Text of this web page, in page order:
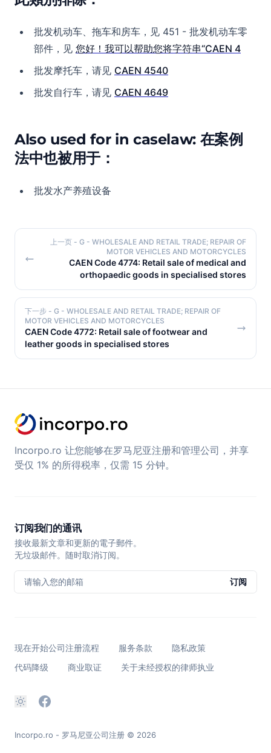
批发机动车、拖车和房车，见 451 - 批发机动车零
部件，见 您好！我可以帮助您将字符串“CAEN 4
批发摩托车，请见 CAEN 4540
批发自行车，请见 CAEN 4649
Also used for in caselaw: 在案例
法中也被用于：
批发水产养殖设备
上一页 - G - WHOLESALE AND RETAIL TRADE; REPAIR OF
MOTOR VEHICLES AND MOTORCYCLES
CAEN Code 4774: Retail sale of medical and
orthopaedic goods in specialised stores
下一步 - G - WHOLESALE AND RETAIL TRADE; REPAIR OF
MOTOR VEHICLES AND MOTORCYCLES
CAEN Code 4772: Retail sale of footwear and
leather goods in specialised stores
Incorpo.ro 让您能够在罗马尼亚注册和管理公司，并享
受仅 1% 的所得税率，仅需 15 分钟。
订阅我们的通讯
接收最新文章和更新的電子郵件。
无垃圾邮件。随时取消订阅。
请输入您的邮箱 订阅
现在开始公司注册流程 服务条款
隐私政策
代码降级
商业取证 关于未经授权的律师执业
Incorpo.ro - 罗马尼亚公司注册 © 2026